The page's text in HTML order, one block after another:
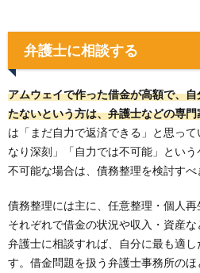
弁護士に相談する
アムウェイで作った借金が高額で、
たないという方は、弁護士などの専
は「まだ自力で返済できる」と思っ
なり深刻」「自力では不可能」とい
不可能な場合は、債務整理を検討すべ
債務整理には主に、任意整理・個人再
それぞれで借金の状況や収入・資産な
弁護士に相談すれば、自分に最も適
す。借金問題を扱う弁護士事務所の